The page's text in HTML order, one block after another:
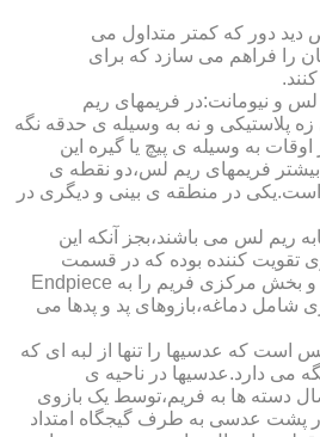
دور که کمتر متداول می
را فراهم می سازد که برای
و نیومانت:در فریمهای ریم
پلاستیکی و نه به وسیله ی حدقه نگه
به وسیله ی پیچ یا گیره این
بیشتر فریمهای ریم لس،دو نقطه ی
در منطقه ی بینی و دیگری در
ریم لس می باشند،بجز آنکه این
تقویت کننده بوده که در قسمت
فوقانی عدسی،امتداد یافته و بخش مرکزی فریم را به Endpiece
دماغه،بازوهای پد و پدها می
است که عدسیها را تنها از لبه ای که
می دارد.عدسیها در ناحیه ی
دسته ها به فریم،توسط یک بازوی
پشت عدسی به طرف گیجگاه امتداد